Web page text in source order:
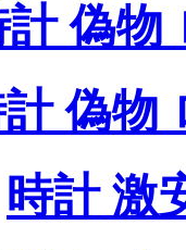
計 偽物
偽物
時計 激